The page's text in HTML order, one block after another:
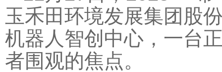
玉禾田环境发展集团股
机器人智创中心，一台
者围观的焦点。